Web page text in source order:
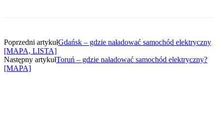
Poprzedni artykułGdańsk – gdzie naładować samochód elektryczny
[MAPA, LISTA]
Następny artykułToruń – gdzie naładować samochód elektryczny?
[MAPA]